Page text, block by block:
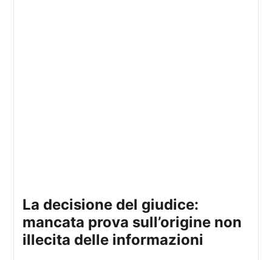
la decisione del giudice:
mancata prova sull’origine non
illecita delle informazioni